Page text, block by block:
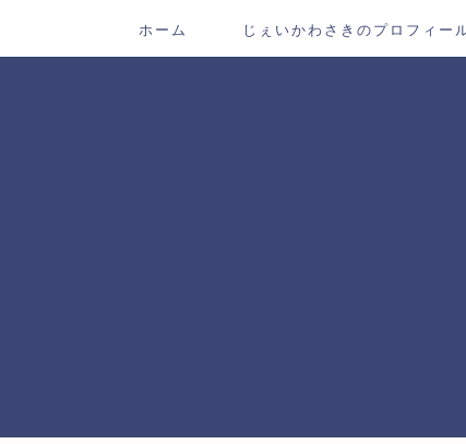
ホーム じぇいかわさきのプロフィー